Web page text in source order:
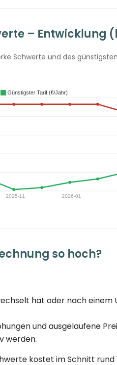
– Entwicklung
Schwerte und des
so hoch?
hat oder nach
und ausgelaufene
werden.
kostet im Schnitt rund